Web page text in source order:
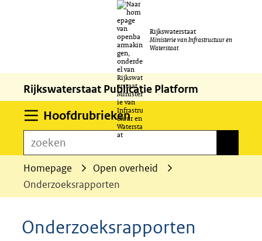
naar
de
inhoud
Rijkswaterstaat
Ministerie van Infrastructuur en
Waterstaat
Rijkswaterstaat Publicatie Platform
HoofdrubriekenUitklappen
zoeken
Homepage
Open overheid
Onderzoeksrapporten
Onderzoeksrapporten